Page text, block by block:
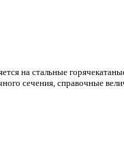
на стальные
сечения, справочные